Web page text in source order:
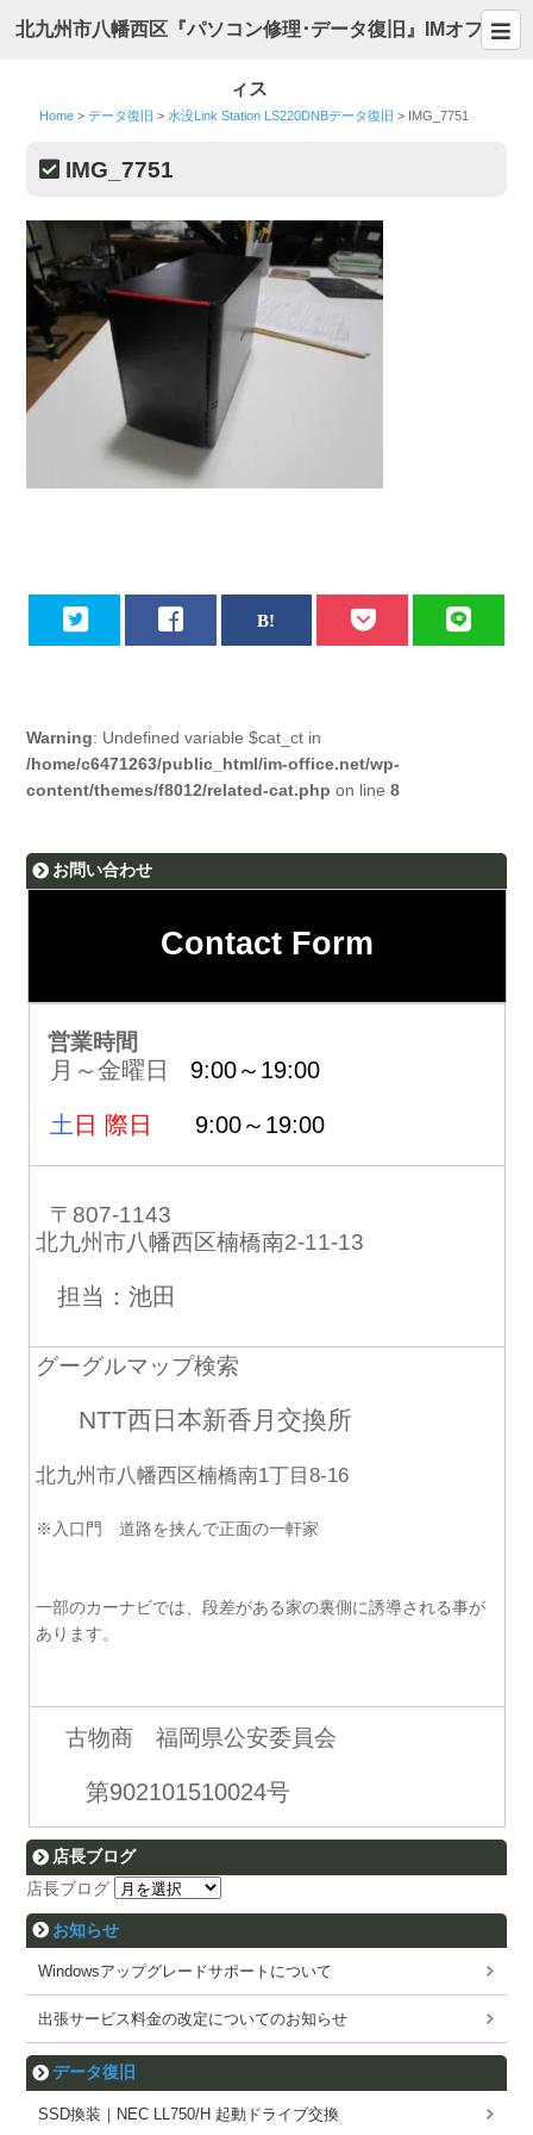
北九州市八幡西区『パソコン修理･データ復旧』IMオフ
ィス
Home >データ復旧 >水没Link Station LS220DNBデータ復旧 > IMG_7751
IMG_7751
Warning: Undefined variable $cat_ct in
/home/c6471263/public_html/im-office.net/wp-
content/themes/f8012/related-cat.php on line8
お問い合わせ
Contact Form
営業時間
月～金曜日 9:00～19:00
土 日 際日 9:00～19:00
〒807-1143
北九州市八幡西区楠橋南2-11-13
担当：池田
グーグルマップ検索
NTT西日本新香月交換所
北九州市八幡西区楠橋南1丁目8-16
※入口門 道路を挟んで正面の一軒家
一部のカーナビでは、段差がある家の裏側に誘導される事が
あります。
古物商 福岡県公安委員会
第902101510024号
店長ブログ
店長ブログ
お知らせ
Windowsアップグレードサポートについて
出張サービス料金の改定についてのお知らせ
データ復旧
SSD換装｜NEC LL750/H 起動ドライブ交換